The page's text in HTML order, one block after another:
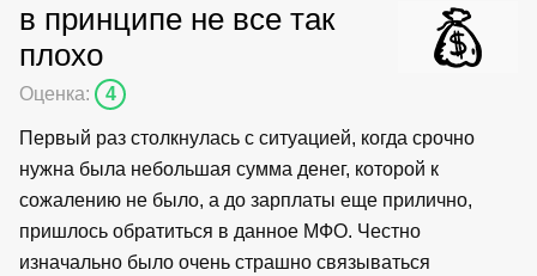
в принципе не все так
плохо
Оценка: 4
Первый раз столкнулась с ситуацией, когда срочно
нужна была небольшая сумма денег, которой к
сожалению не было, а до зарплаты еще прилично,
пришлось обратиться в данное МФО. Честно
изначально было очень страшно связываться